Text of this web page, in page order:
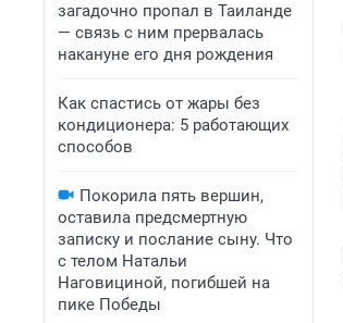
загадочно пропал в Таиланде
— связь с ним прервалась
накануне его дня рождения
Как спастись от жары без
кондиционера: 5 работающих
способов
Покорила пять вершин,
оставила предсмертную
записку и послание сыну. Что
с телом Натальи
Наговициной, погибшей на
пике Победы